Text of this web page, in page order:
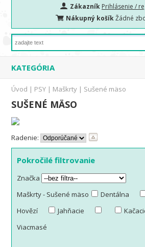
Zákazník Prihlásenie /
Nákupný košíkŽádné
KATEGÓRIA
Úvod | PSY | Maškrty | Sušené mäso
SUŠENÉ MÄSO
Radenie:
Pokročilé filtrovanie
Značka
Maškrty - Sušené mäso
Dentálna
Hovězí
Jahňacie
Viacmasé